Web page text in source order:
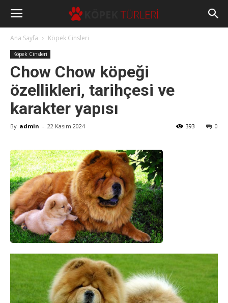
Ana Sayfa Köpek Cinsleri
Köpek Cinsleri
Chow Chow köpeği
özellikleri, tarihçesi ve
karakter yapısı
By admin - 22 Kasım 2024 0
393